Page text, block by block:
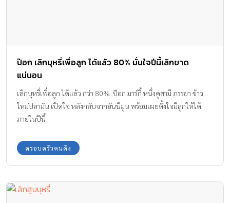
ป๊อก เลิกบุหรี่เพื่อลูก ได้แล้ว 80% มั่นใจปีนี้เลิกขาด
แน่นอน
เลิกบุหรี่เพื่อลูก ได้แล้ว กว่า 80% ป๊อก มาร์กี้ หนึ่งคู่สามี ภรรยา ข้าว
ใหม่ปลามัน เปิดใจ หลังกลับจากฮันนีมูน พร้อมเผยตั้งใจมีลูกให้ได้
ภายในปีนี้
ครอบครัวคนดัง